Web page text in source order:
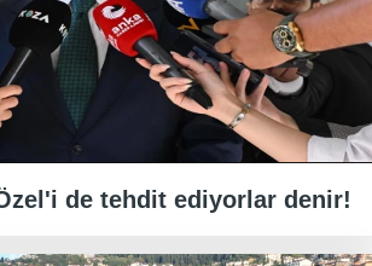
de tehdit ediyorlar denir!